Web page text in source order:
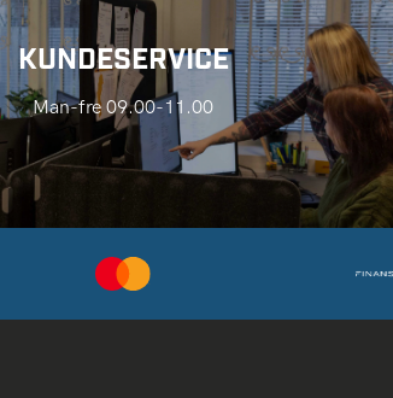
KUNDESERVICE
Man-fre 09.00-11.00